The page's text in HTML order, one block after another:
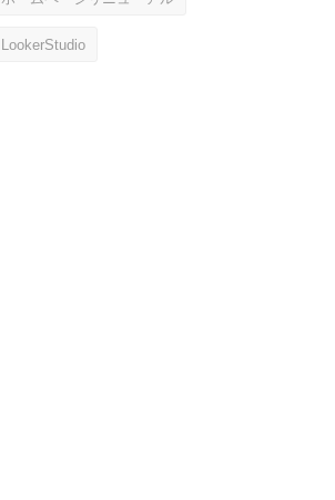
LookerStudio